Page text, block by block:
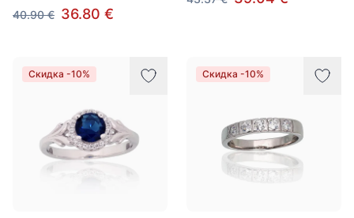
40.90 € 36.80 €
Скидка -10% Скидка -10%